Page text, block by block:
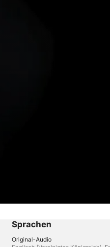
Sprachen
Original-Audio